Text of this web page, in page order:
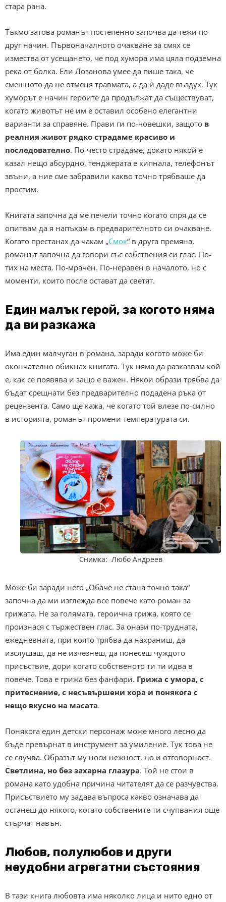
стара рана.
Тъкмо затова романът постепенно започва да тежи по
друг начин. Първоначалното очакване за смях се
измества от усещането, че под хумора има цяла подземна
река от болка. Ели Лозанова умее да пише така, че
смешното да не отменя травмата, а да ѝ даде въздух. Тук
хуморът е начин героите да продължат да съществуват,
когато животът не им е оставил особено елегантни
варианти за справяне. Прави ги по-човешки, защото в
реалния живот рядко страдаме красиво и
последователно. По-често страдаме, докато някой е
казал нещо абсурдно, тенджерата е кипнала, телефонът
звъни, а ние сме забравили какво точно трябваше да
простим.
Книгата започна да ме печели точно когато спря да се
опитвам да я напъхам в предварителното си очакване.
Когато престанах да чакам „Смок“ в друга премяна,
романът започна да говори със собствения си глас. По-
тих на места. По-мрачен. По-неравен в началото, но с
моменти, които после остават да светят.
Един малък герой, за когото няма
да ви разкажа
Има един малчуган в романа, заради когото може би
окончателно обикнах книгата. Тук няма да разказвам кой
е, как се появява и защо е важен. Някои образи трябва да
бъдат срещнати без предварително подадена ръка от
рецензента. Само ще кажа, че когато той влезе по-силно
в историята, романът промени температурата си.
Снимка: Любо Андреев
Може би заради него „Обаче не стана точно така“
започна да ми изглежда все повече като роман за
грижата. Не за голямата, героична грижа, която се
произнася с тържествен глас. За онази по-трудната,
ежедневната, при която трябва да нахраниш, да
изслушаш, да не изчезнеш, да понесеш чуждото
присъствие, дори когато собственото ти ти идва в
повече. Това е грижа без фанфари. Грижа с умора, с
притеснение, с несъвършени хора и понякога с
нещо вкусно на масата.
Понякога един детски персонаж може много лесно да
бъде превърнат в инструмент за умиление. Тук това не
се случва. Образът му носи нежност, но и отговорност.
Светлина, но без захарна глазура. Той не стои в
романа като удобна причина читателят да се разчувства.
Присъствието му задава въпроса какво означава да
останеш до някого, когато собствените ти счупвания още
стърчат навън.
Любов, полулюбов и други
неудобни агрегатни състояния
В тази книга любовта има няколко лица и нито едно от